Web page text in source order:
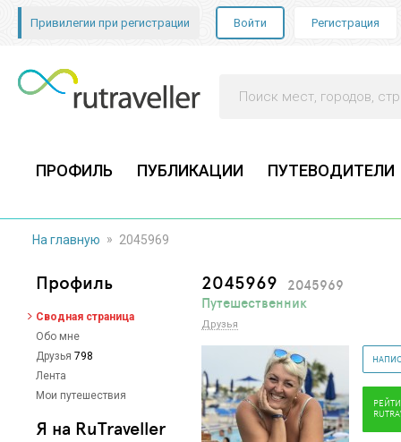
Привилегии при регистрации Войти Регистрация
ПРОФИЛЬ ПУБЛИКАЦИИ ПУТЕВОДИТЕЛИ
На главную » 2045969
Профиль
Сводная страница
Обо мне
Друзья 798
Лента
Мои путешествия
Я на RuTraveller
2045969 2045969
Путешественник
Друзья